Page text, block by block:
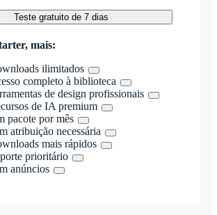
Teste gratuito de 7 dias
mais:
ilimitados
completo à biblioteca
de design profissionais
de IA premium
pacote por mês
atribuição necessária
mais rápidos
prioritário
anúncios